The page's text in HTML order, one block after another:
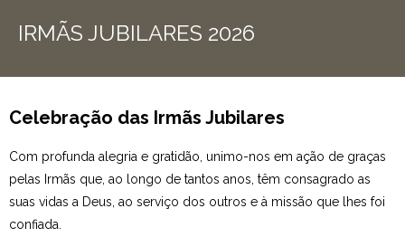
Formação
Utilidades
IRMÃS JUBILARES 2026
Celebração das Irmãs Jubilares
Com profunda alegria e gratidão, unimo-nos em ação de graças
pelas Irmãs que, ao longo de tantos anos, têm consagrado as
suas vidas a Deus, ao serviço dos outros e à missão que lhes foi
confiada.